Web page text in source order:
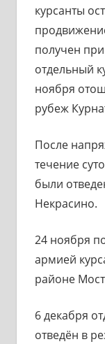
курсанты
получен
отдельный
ноября
рубеж
После
течение
были
Некрасино.
24 ноября
армией
районе
6 декабря
отведён в